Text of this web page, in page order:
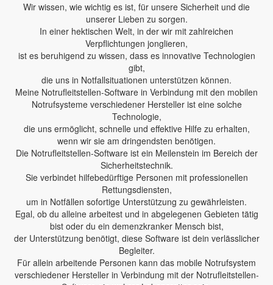
Wir wissen, wie wichtig es ist, für unsere Sicherheit und die
unserer Lieben zu sorgen.
In einer hektischen Welt, in der wir mit zahlreichen
Verpflichtungen jonglieren,
ist es beruhigend zu wissen, dass es innovative Technologien
gibt,
die uns in Notfallsituationen unterstützen können.
Meine Notrufleitstellen-Software in Verbindung mit den mobilen
Notrufsysteme verschiedener Hersteller ist eine solche
Technologie,
die uns ermöglicht, schnelle und effektive Hilfe zu erhalten,
wenn wir sie am dringendsten benötigen.
Die Notrufleitstellen-Software ist ein Meilenstein im Bereich der
Sicherheitstechnik.
Sie verbindet hilfebedürftige Personen mit professionellen
Rettungsdiensten,
um in Notfällen sofortige Unterstützung zu gewährleisten.
Egal, ob du alleine arbeitest und in abgelegenen Gebieten tätig
bist oder du ein demenzkranker Mensch bist,
der Unterstützung benötigt, diese Software ist dein verlässlicher
Begleiter.
Für allein arbeitende Personen kann das mobile Notrufsystem
verschiedener Hersteller in Verbindung mit der Notrufleitstellen-